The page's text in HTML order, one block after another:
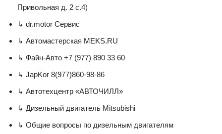
Привольная д. 2 с.4)
↳ dr.motor Сервис
↳ Автомастерская MEKS.RU
↳ Файн-Авто +7 (977) 890 33 60
↳ JapKor 8(977)860-98-86
↳ Автотехцентр «АВТОЧИЛЛ»
↳ Дизельный двигатель Mitsubishi
↳ Общие вопросы по дизельным двигателям